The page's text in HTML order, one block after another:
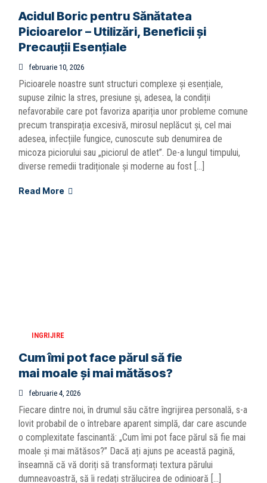
Acidul Boric pentru Sănătatea
Picioarelor – Utilizări, Beneficii și
Precauții Esențiale
februarie 10, 2026
Picioarele noastre sunt structuri complexe și esențiale,
supuse zilnic la stres, presiune și, adesea, la condiții
nefavorabile care pot favoriza apariția unor probleme comune
precum transpirația excesivă, mirosul neplăcut și, cel mai
adesea, infecțiile fungice, cunoscute sub denumirea de
micoza piciorului sau „piciorul de atlet”. De-a lungul timpului,
diverse remedii tradiționale și moderne au fost […]
Read More
INGRIJIRE
Cum îmi pot face părul să fie
mai moale și mai mătăsos?
februarie 4, 2026
Fiecare dintre noi, în drumul său către îngrijirea personală, s-a
lovit probabil de o întrebare aparent simplă, dar care ascunde
o complexitate fascinantă: „Cum îmi pot face părul să fie mai
moale și mai mătăsos?” Dacă ați ajuns pe această pagină,
înseamnă că vă doriți să transformați textura părului
dumneavoastră, să îi redați strălucirea de odinioară […]